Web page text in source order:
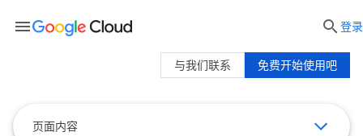
页面内容
menu  登录
免费开始使用吧
与我们联系